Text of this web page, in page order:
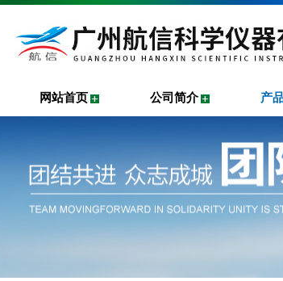
网站首页 公司简介 产